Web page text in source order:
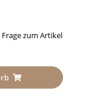
Frage zum Artikel